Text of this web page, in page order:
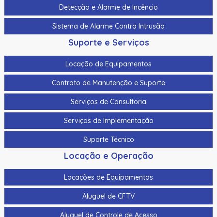
Cabo Para Cameras Mobile 4 Metros Hikvision Ds-
Cadastrador De Cartoes Hikvision Ds-K1F100-D8E Dupla
Frequencia 125Khz (Em) E 13,56Mhz (Mifare)
Cadastrador Impressao Digital Hikvision Ds-K1F820-F
Cartao De Memoria Hikvision Hs-Tf-H1I 32G
Cartao De Proximidade Rfid Hikvision Ds-K7M101-E0 Freq.
Em 125Khz Em Pvc
Cartao De Proximidade Rfid Hikvision Ds-Kem125 Em
Cartao De Proximidade Rfid Hikvision Fm11Rf08-M1 Mifare
13,56Mhz
Cartao De Proximidade Rfid Hikvision Frequencia Dupla
Mifare 13,56Mhz E Em 125Khz Em Pvc
Detecção e Alarme de Incêncio
Sistema de Alarme Contra Intrusão
Suporte e Serviços
Locação de Equipamentos
Contrato de Manutenção e Suporte
Serviços de Consultoria
Serviços de Implementação
Suporte Técnico
Locação e Operação
Locações de Equipamentos
Aluguel de CFTV
Aluguel de Controle de Acesso